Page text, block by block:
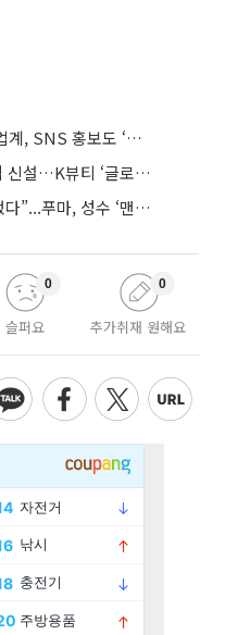
“보기만 하는 광고 끝“…화장품업계, SNS 홍보도 ‘참여형 콘텐츠’로 변모
‘글로벌 판매망’ 확대 속도
“한국적 감성에 英 축구열정 더했다”...푸마, 성수 ‘맨시티 하우스’ 팝업
슬퍼요
0
추가취재 원해요
0